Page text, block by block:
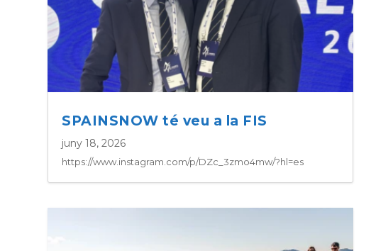
SPAINSNOW té veu a la FIS
juny 18, 2026
https://www.instagram.com/p/DZc_3zmo4mw/?hl=es